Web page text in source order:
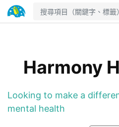
Harmony
Looking to make a
mental health